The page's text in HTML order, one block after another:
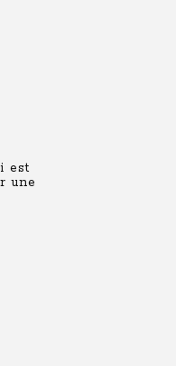
est
une